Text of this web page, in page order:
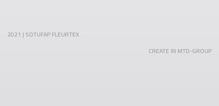
2021 | SOTUFAP FLEURTEX
CREATE IN MTD-GROUP